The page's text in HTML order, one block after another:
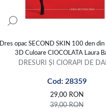
Dres opac SECOND SKIN 100 den
3D Culoare CIOCOLATA Laura
DRESURI ȘI CIORAPI DE
Cod: 28359
29,00 RON
39,00RON